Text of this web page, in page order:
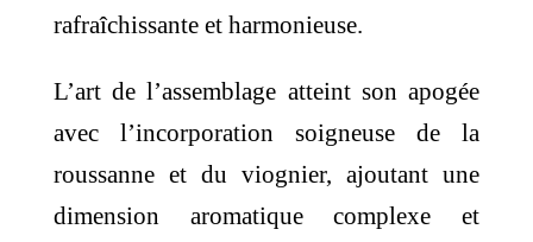
rafraîchissante et harmonieuse.
L’art de l’assemblage atteint son apogée
avec l’incorporation soigneuse de la
roussanne et du viognier, ajoutant une
dimension aromatique complexe et